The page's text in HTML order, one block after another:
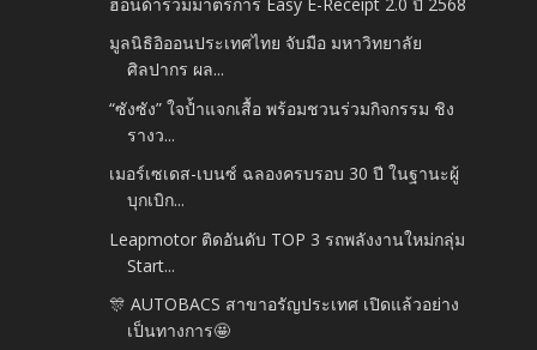
มูลนิธิอิออนประเทศไทย จับมือ มหาวิทยาลัย
ศิลปากร ผล...
“ซังซัง” ใจป้ำแจกเสื้อ พร้อมชวนร่วมกิจกรรม ชิง
รางว...
เมอร์เซเดส-เบนซ์ ฉลองครบรอบ 30 ปี ในฐานะผู้
บุกเบิก...
Leapmotor ติดอันดับ TOP 3 รถพลังงานใหม่กลุ่ม
Start...
🎊 AUTOBACS สาขาอรัญประเทศ เปิดแล้วอย่าง
เป็นทางการ🤩